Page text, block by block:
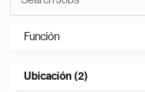
Función
Ubicación (2)